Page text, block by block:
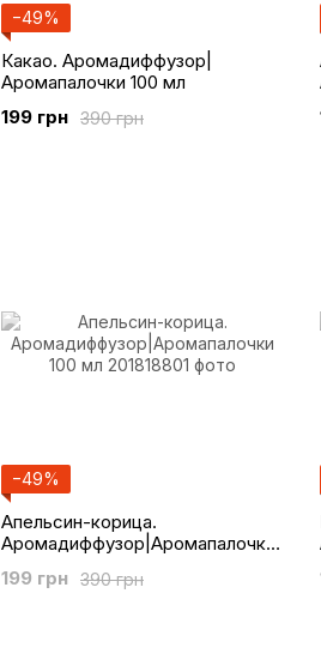
−49%
Какао. Аромадиффузор|
Аромапалочки 100 мл
390 грн
199 грн
−49%
Апельсин-корица.
Аромадиффузор|Аромапалочки
390 грн
199 грн